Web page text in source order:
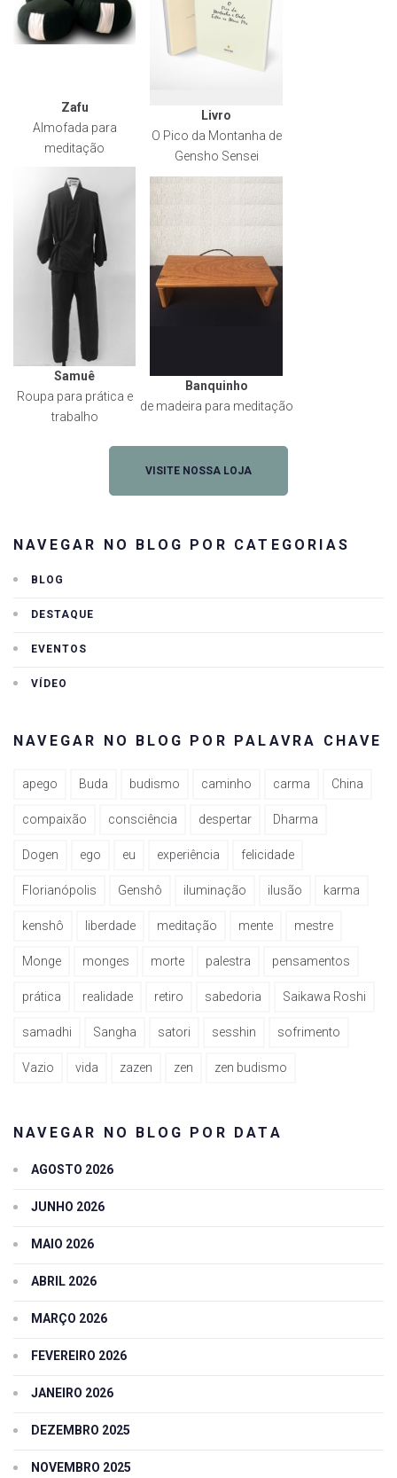
Zafu
Almofada para
meditação
Livro
O Pico da Montanha de
Gensho Sensei
Samuê
Roupa para prática e
trabalho
Banquinho
de madeira para meditação
VISITE NOSSA LOJA
NAVEGAR NO BLOG POR CATEGORIAS
BLOG
DESTAQUE
EVENTOS
VÍDEO
NAVEGAR NO BLOG POR PALAVRA CHAVE
apego Buda budismo caminho carma China
compaixão consciência despertar Dharma
Dogen ego eu experiência felicidade
Florianópolis Genshô iluminação ilusão karma
kenshô liberdade meditação mente mestre
Monge monges morte palestra pensamentos
prática realidade retiro sabedoria Saikawa Roshi
samadhi Sangha satori sesshin sofrimento
Vazio vida zazen zen zen budismo
NAVEGAR NO BLOG POR DATA
AGOSTO 2026
JUNHO 2026
MAIO 2026
ABRIL 2026
MARÇO 2026
FEVEREIRO 2026
JANEIRO 2026
DEZEMBRO 2025
NOVEMBRO 2025